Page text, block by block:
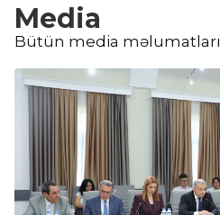
Media
Bütün media məlumatları